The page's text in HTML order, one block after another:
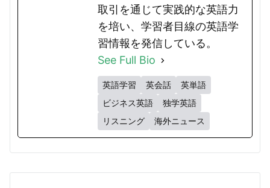
取引を通じて実践的な英語力
を培い、学習者目線の英語学
習情報を発信している。
See Full Bio
英語学習 英会話
英単語
ビジネス英語
独学英語
リスニング
海外ニュース